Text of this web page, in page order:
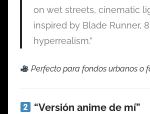
on wet streets, cinematic
inspired by Blade Runner,
hyperrealism.”
Perfecto para fondos urbanos o
“Versión anime de mí”